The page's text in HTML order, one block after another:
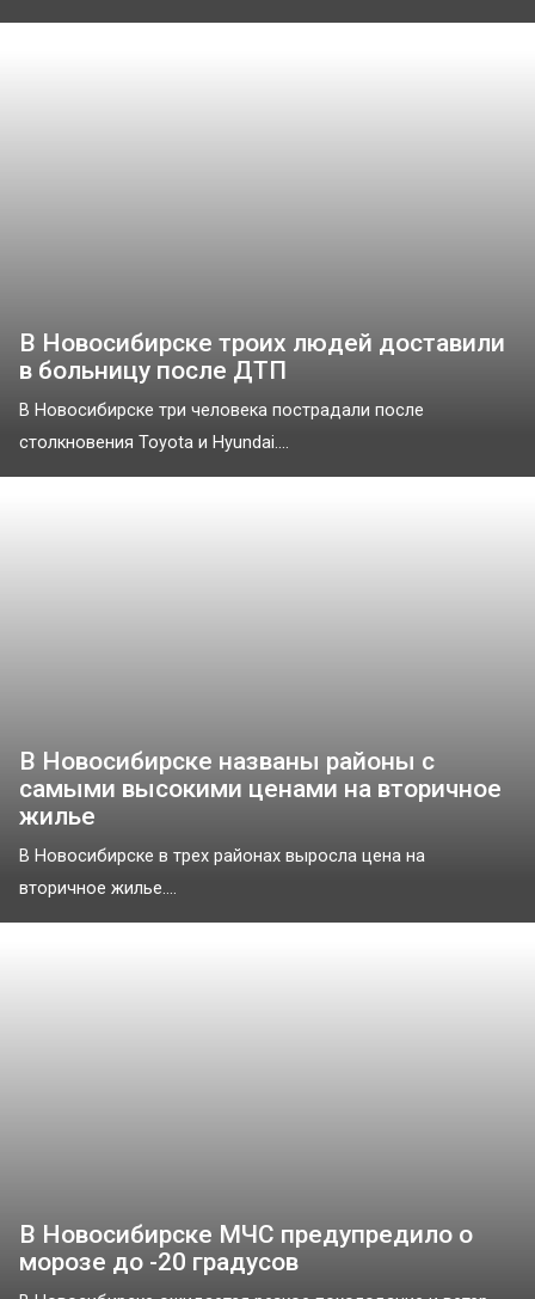
В Новосибирске троих людей доставили
в больницу после ДТП
В Новосибирске три человека пострадали после
столкновения Toyota и Hyundai....
В Новосибирске названы районы с
самыми высокими ценами на вторичное
жилье
В Новосибирске в трех районах выросла цена на
вторичное жилье....
В Новосибирске МЧС предупредило о
морозе до -20 градусов